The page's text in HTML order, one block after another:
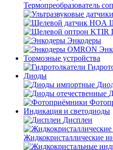
Термопреобразователь
Энкодеры
Тормозные устройства
Диоды
Индикация и светодиоды
Дисплеи
Жидкокристаллические